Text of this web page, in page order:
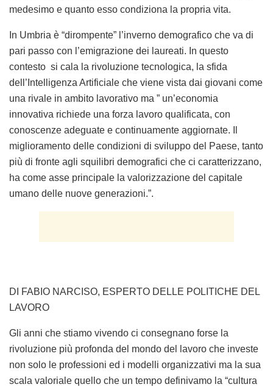
medesimo e quanto esso condiziona la propria vita.
In Umbria è “dirompente” l’inverno demografico che va di
pari passo con l’emigrazione dei laureati. In questo
contesto si cala la rivoluzione tecnologica, la sfida
dell’Intelligenza Artificiale che viene vista dai giovani come
una rivale in ambito lavorativo ma ” un’economia
innovativa richiede una forza lavoro qualificata, con
conoscenze adeguate e continuamente aggiornate. Il
miglioramento delle condizioni di sviluppo del Paese, tanto
più di fronte agli squilibri demografici che ci caratterizzano,
ha come asse principale la valorizzazione del capitale
umano delle nuove generazioni.”.
DI FABIO NARCISO, ESPERTO DELLE POLITICHE DEL
LAVORO
Gli anni che stiamo vivendo ci consegnano forse la
rivoluzione più profonda del mondo del lavoro che investe
non solo le professioni ed i modelli organizzativi ma la sua
scala valoriale quello che un tempo definivamo la “cultura